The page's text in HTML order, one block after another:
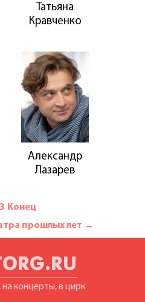
Татьяна
Кравченко
Александр
Лазарев
3 Конец
прошлых лет →
на концерты, в цирк